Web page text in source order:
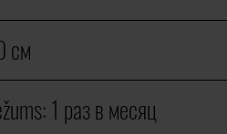
cм
1 раз в месяц